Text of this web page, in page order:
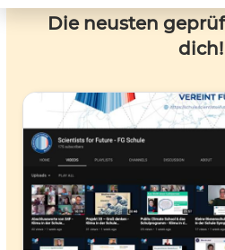
Die neusten
dich!